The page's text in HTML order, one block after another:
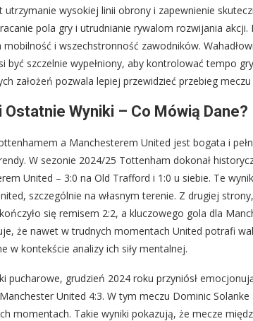
wysokiej linii obrony i zapewnienie
pola gry i utrudnianie rywalom rozwijania
i wszechstronność zawodników.
być szczelnie wypełniony, aby kontrolować tempo
założeń pozwala lepiej przewidzieć przebieg
Wyniki – Co Mówią Dane?
a Manchesterem United jest bogata i
W sezonie 2024/25 Tottenham dokonał
United – 3:0 na Old Trafford i 1:0 u siebie. Te
szczególnie na własnym terenie. Z drugiej
się remisem 2:2, a kluczowego gola dla
że nawet w trudnych momentach United potrafi
w kontekście analizy ich siły mentalnej.
pucharowe, grudzień 2024 roku przyniósł
United 4:3. W tym meczu Dominic
momentach. Takie wyniki pokazują, że mecze